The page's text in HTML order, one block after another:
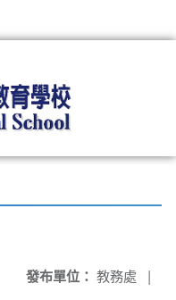
發布單位： 教務處 |